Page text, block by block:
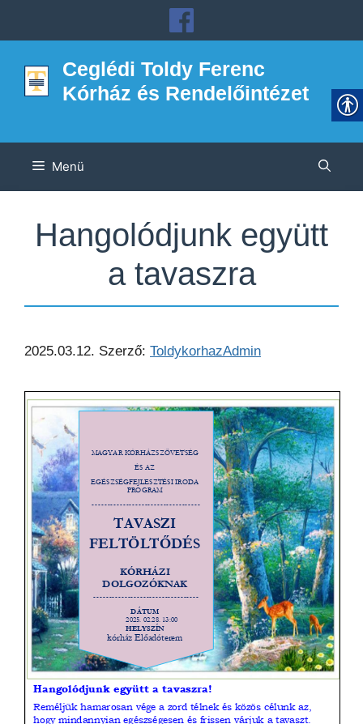
Ceglédi Toldy Ferenc
Kórház és Rendelőintézet
Menü
Hangolódjunk együtt
a tavaszra
2025.03.12. Szerző: ToldykorhazAdmin